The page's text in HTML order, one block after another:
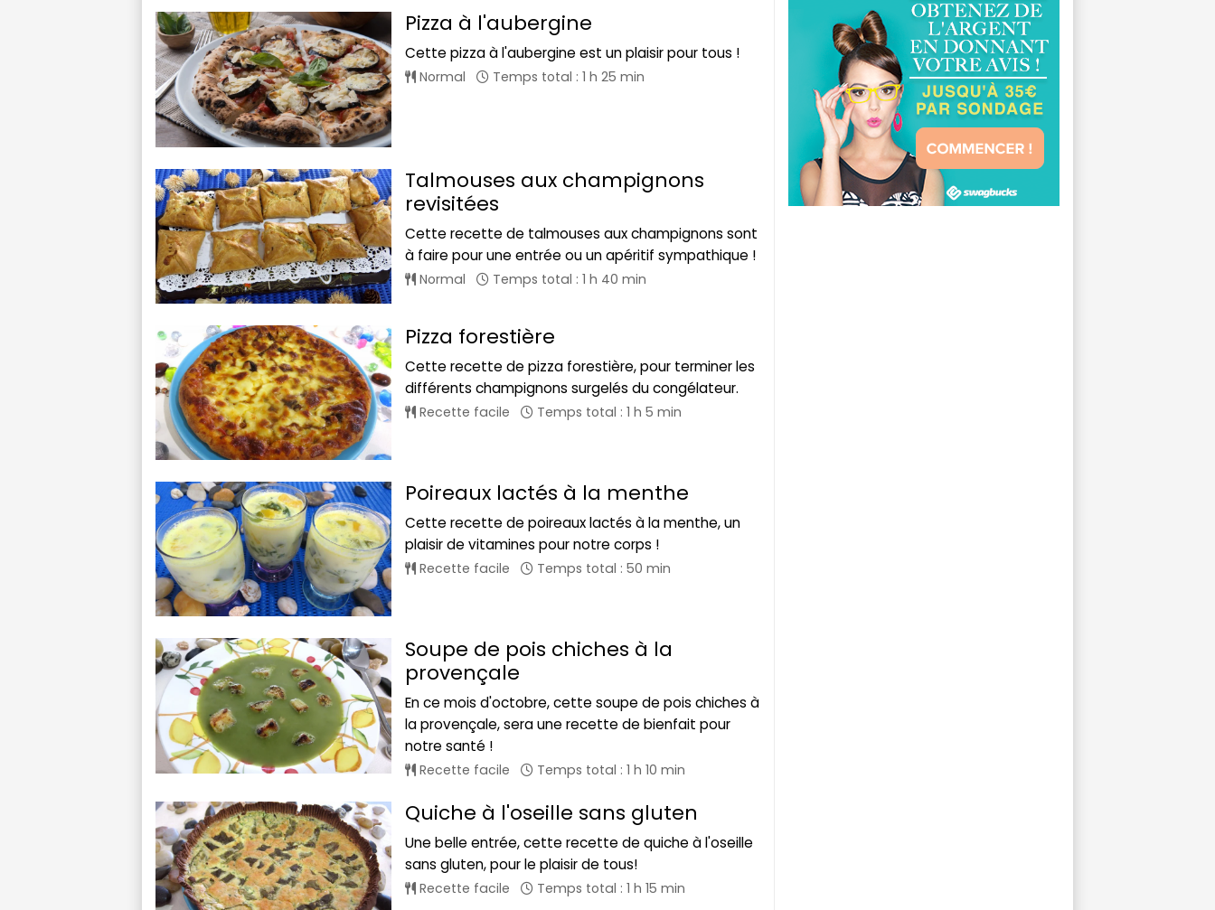
Pizza à l'aubergine
Cette pizza à l'aubergine est un plaisir pour tous !
Normal Temps total : 1 h 25 min
Talmouses aux champignons
revisitées
Cette recette de talmouses aux champignons sont
à faire pour une entrée ou un apéritif sympathique !
Normal Temps total : 1 h 40 min
Pizza forestière
Cette recette de pizza forestière, pour terminer les
différents champignons surgelés du congélateur.
Recette facile Temps total : 1 h 5 min
Poireaux lactés à la menthe
Cette recette de poireaux lactés à la menthe, un
plaisir de vitamines pour notre corps !
Recette facile Temps total : 50 min
Soupe de pois chiches à la
provençale
En ce mois d'octobre, cette soupe de pois chiches à
la provençale, sera une recette de bienfait pour
notre santé !
Recette facile Temps total : 1 h 10 min
Quiche à l'oseille sans gluten
Une belle entrée, cette recette de quiche à l'oseille
sans gluten, pour le plaisir de tous!
Recette facile Temps total : 1 h 15 min